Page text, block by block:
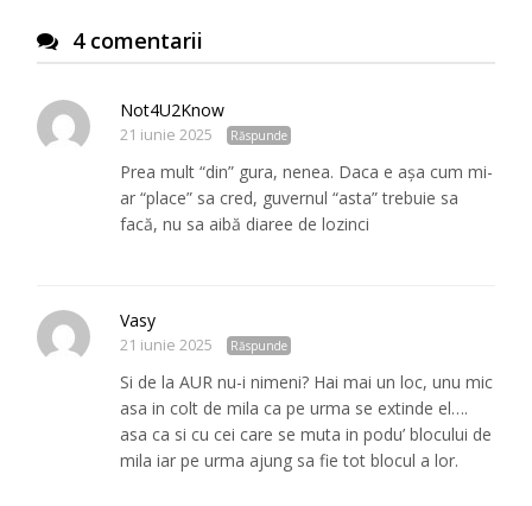
4 comentarii
Not4U2Know
21 iunie 2025 Răspunde
Prea mult “din” gura, nenea. Daca e așa cum mi-
ar “place” sa cred, guvernul “asta” trebuie sa
facă, nu sa aibă diaree de lozinci
Vasy
21 iunie 2025 Răspunde
Si de la AUR nu-i nimeni? Hai mai un loc, unu mic
asa in colt de mila ca pe urma se extinde el….
asa ca si cu cei care se muta in podu’ blocului de
mila iar pe urma ajung sa fie tot blocul a lor.